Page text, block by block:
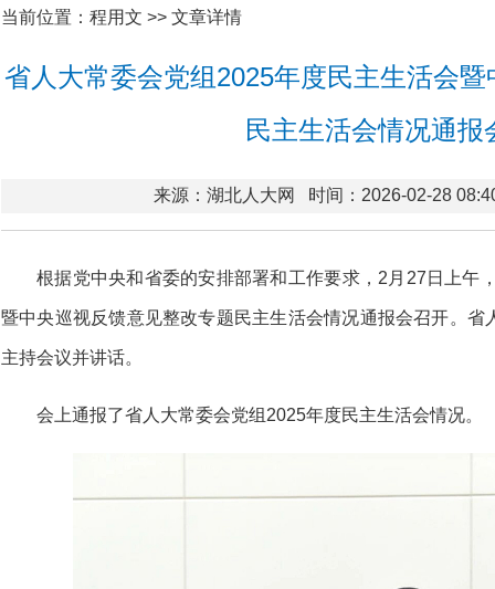
当前位置： 程用文 >> 文章详情
省人大常委会党组2025年度民主生活会
民主生活会情况通报
来源：湖北人大网 时间：2026-02-28
根据党中央和省委的安排部署和工作要求，2月27日上午
暨中央巡视反馈意见整改专题民主生活会情况通报会召开。
主持会议并讲话。
会上通报了省人大常委会党组2025年度民主生活会情况。